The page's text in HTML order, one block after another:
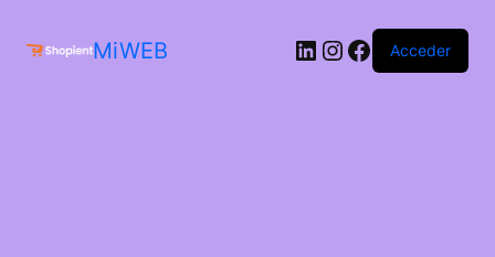
MiWEB Acceder